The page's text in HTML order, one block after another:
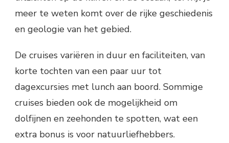
meer te weten komt over de rijke geschiedenis
en geologie van het gebied.
De cruises variëren in duur en faciliteiten, van
korte tochten van een paar uur tot
dagexcursies met lunch aan boord. Sommige
cruises bieden ook de mogelijkheid om
dolfijnen en zeehonden te spotten, wat een
extra bonus is voor natuurliefhebbers.